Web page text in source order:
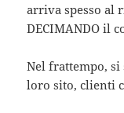
arriva spesso al
DECIMANDO il
Nel frattempo,
loro sito, clienti